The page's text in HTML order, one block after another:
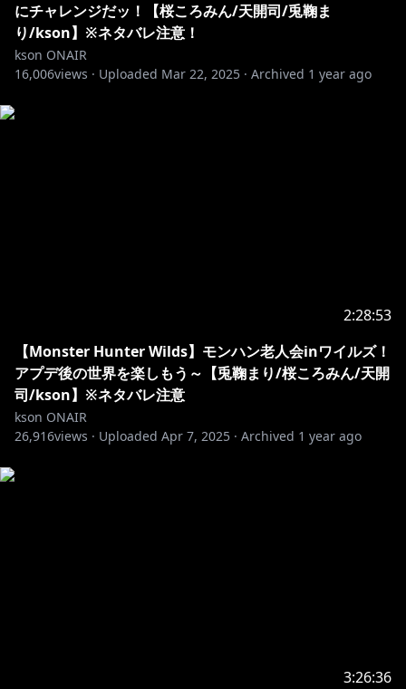
にチャレンジだッ！【桜ころみん/天開司/兎鞠ま
り/kson】※ネタバレ注意！
kson ONAIR
16,006views · Uploaded Mar 22, 2025 · Archived 1 year ago
2:28:53
【Monster Hunter Wilds】モンハン老人会inワイルズ！
アプデ後の世界を楽しもう～【兎鞠まり/桜ころみん/天開
司/kson】※ネタバレ注意
kson ONAIR
26,916views · Uploaded Apr 7, 2025 · Archived 1 year ago
3:26:36